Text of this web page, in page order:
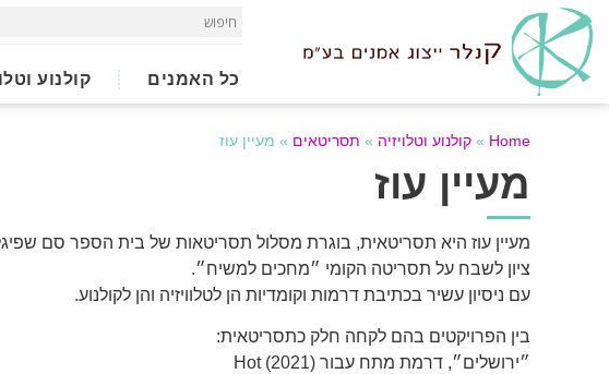
כל האמנים קולנוע
Home
» קולנוע וטלויזיה » תסריטאים » מעיין עוז
מעיין עוז
מעיין עוז היא תסריטאית, בוגרת מסלול תסריטאות של בית הספר סם
ציון לשבח על תסריטה הקומי ״מחכים למשיח״.
עם ניסיון עשיר בכתיבת דרמות וקומדיות הן לטלוויזיה והן לקולנוע.
בין הפרויקטים בהם לקחה חלק כתסריטאית:
״ירושלים״, דרמת מתח עבור Hot (2021)